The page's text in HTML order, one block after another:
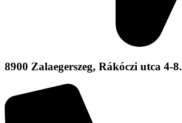
8900 Zalaegerszeg, Rákóczi utca 4-8.